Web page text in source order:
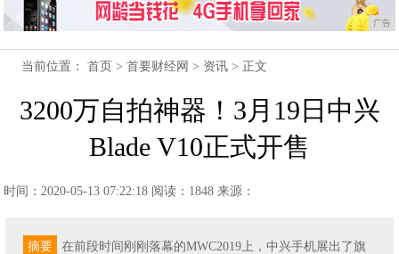
广告
当前位置：首页 >首要财经网 > 资讯 > 正文
3200万自拍神器！3月19日中兴
Blade V10正式开售
时间：2020-05-13 07:22:18 阅读：1848 来源：
摘要
在前段时间刚刚落幕的MWC2019上，中兴手机展出了旗